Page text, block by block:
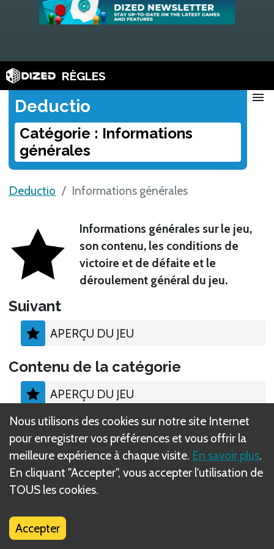
RÈGLES
Deductio
Catégorie : Informations
générales
menu
Deductio Informations générales
Informations générales sur le jeu,
son contenu, les conditions de
victoire et de défaite et le
déroulement général du jeu.
Suivant
APERÇU DU JEU
Contenu de la catégorie
APERÇU DU JEU
CONTENU
MISE EN PLACE
Nous utilisons des cookies sur notre site Internet
pour enregistrer vos préférences et vous offrir la
meilleure expérience à chaque visite. En savoir plus.
En cliquant "Accepter", vous accepter l'utilisation de
TOUS les cookies.
Accepter